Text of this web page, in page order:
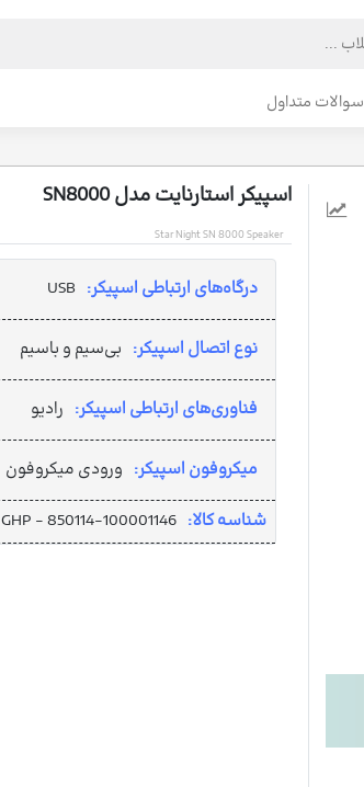
سوالات متداول
اسپیکر استارنایت مدل SN8000
Star Night SN 8000 Speaker
درگاه‌های ارتباطی اسپیکر: USB
نوع اتصال اسپیکر: بی‌سیم و باسیم
فناوری‌های ارتباطی اسپیکر: رادیو
میکروفون اسپیکر: ورودی میکروفون
شناسه کالا: GHP - 850114-100001146